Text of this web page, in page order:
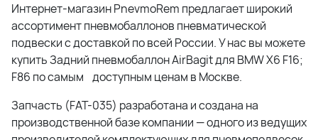
Интернет-магазин PnevmoRem предлагает широкий
ассортимент пневмобаллонов пневматической
подвески с доставкой по всей России. У нас вы можете
купитьЗадний пневмобаллон AirBagit для BMW X6 F16;
F86 по самым доступным ценам в Москве.
Запчасть (FAT-035) разработана и создана на
производственной базе компании — одного из ведущих